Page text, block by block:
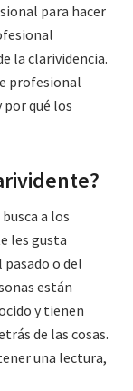
para hacer
la clarividencia.
profesional
qué los
a los
les gusta
o del
están
y tienen
de las cosas.
una lectura,